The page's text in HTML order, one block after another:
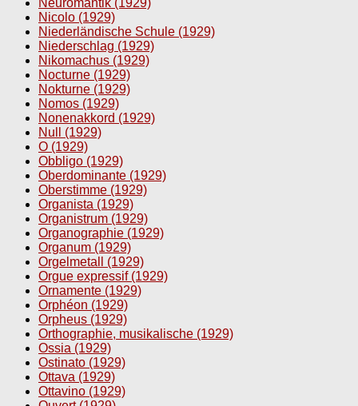
Nicolo (1929)
Niederländische Schule (1929)
Niederschlag (1929)
Nikomachus (1929)
Nocturne (1929)
Nokturne (1929)
Nomos (1929)
Nonenakkord (1929)
Null (1929)
O (1929)
Obbligo (1929)
Oberdominante (1929)
Oberstimme (1929)
Organista (1929)
Organistrum (1929)
Organographie (1929)
Organum (1929)
Orgelmetall (1929)
Orgue expressif (1929)
Ornamente (1929)
Orphéon (1929)
Orpheus (1929)
Orthographie, musikalische (1929)
Ossia (1929)
Ostinato (1929)
Ottava (1929)
Ottavino (1929)